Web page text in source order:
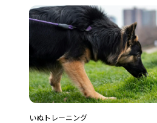
いぬトレーニング